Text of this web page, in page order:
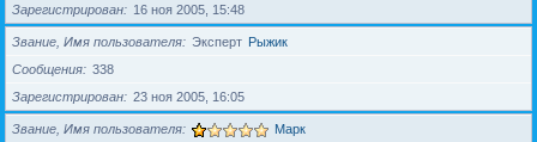
Зарегистрирован
16 ноя 2005, 15:48
Звание, Имя пользователя Эксперт Рыжик
Сообщения
338
Зарегистрирован
23 ноя 2005, 16:05
Звание, Имя пользователя Марк